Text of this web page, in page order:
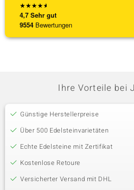
★★★★★
4,7 Sehr gut
9554 Bewertungen
Ihre Vorteile bei
Günstige Herstellerpreise
Über 500 Edelsteinvarietäten
Echte Edelsteine mit Zertifikat
Kostenlose Retoure
Versicherter Versand mit DHL